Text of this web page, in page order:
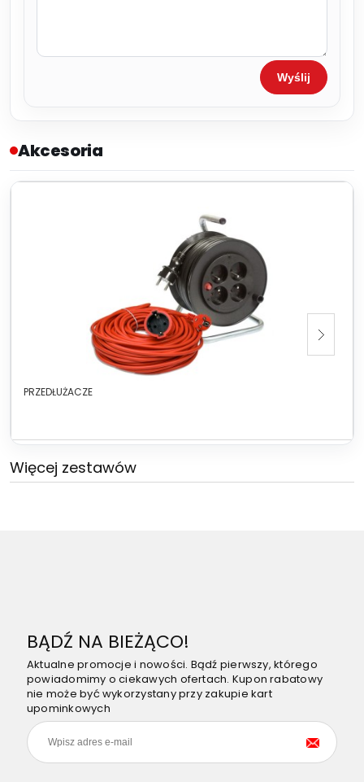
Wyślij
Akcesoria
PRZEDŁUŻACZE
Więcej zestawów
BĄDŹ NA BIEŻĄCO!
Aktualne promocje i nowości. Bądź pierwszy, którego
powiadomimy o ciekawych ofertach. Kupon rabatowy
nie może być wykorzystany przy zakupie kart
upominkowych